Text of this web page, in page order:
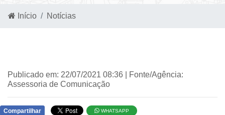
Início Notícias
Publicado em: 22/07/2021 08:36 | Fonte/Agência:
Assessoria de Comunicação
Compartilhar WHATSAPP